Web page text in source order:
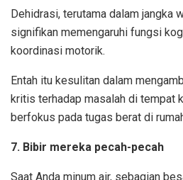
Dehidrasi, terutama dalam jangka
signifikan memengaruhi fungsi
koordinasi motorik.
Entah itu kesulitan dalam
kritis terhadap masalah di tempat
berfokus pada tugas berat di
7. Bibir mereka pecah-pecah
Saat Anda minum air, sebagian